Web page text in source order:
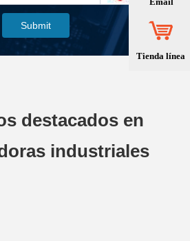
destacados en
industriales
Submit
Tienda línea